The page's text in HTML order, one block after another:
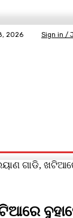
2026 Sign in /
ଗାଡି,